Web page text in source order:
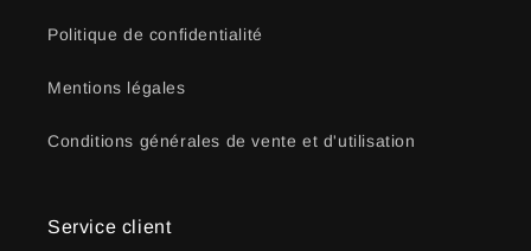
Politique de confidentialité
Mentions légales
Conditions générales de vente et d'utilisation
Service client